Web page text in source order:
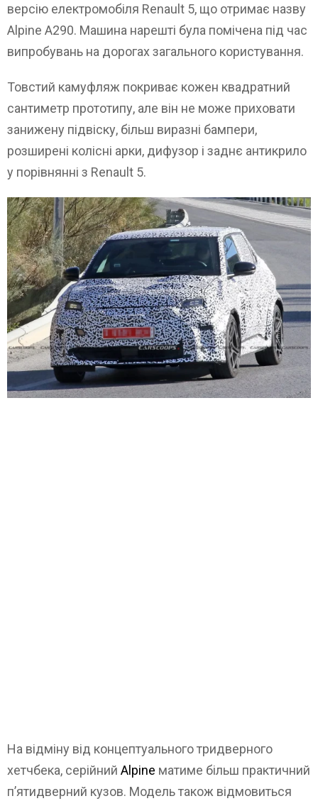
версію електромобіля Renault 5, що отримає назву
Alpine A290. Машина нарешті була помічена під час
випробувань на дорогах загального користування.
Товстий камуфляж покриває кожен квадратний
сантиметр прототипу, але він не може приховати
занижену підвіску, більш виразні бампери,
розширені колісні арки, дифузор і заднє антикрило
у порівнянні з Renault 5.
На відміну від концептуального тридверного
хетчбека, серійний Alpine матиме більш практичний
п’ятидверний кузов. Модель також відмовиться